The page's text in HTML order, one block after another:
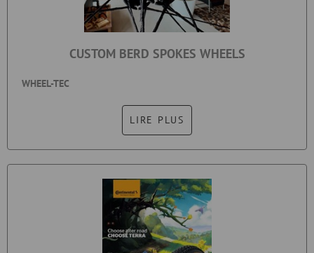
CUSTOM BERD SPOKES WHEELS
WHEEL-TEC
LIRE PLUS